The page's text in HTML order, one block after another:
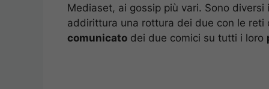
Mediaset, ai gossip più vari. Sono
addirittura una rottura dei due con le
comunicato dei due comici su tutti i loro